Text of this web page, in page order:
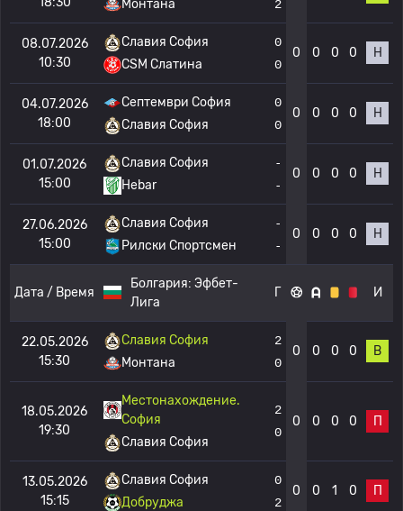
Монтана
2
08.07.2026
10:30
Славия София
CSM Слатина
0
0
0 0 0 0 Н
04.07.2026
18:00
Септември София
Славия София
0
0
0 0 0 0 Н
01.07.2026
15:00
Славия София
Hebar
-
-
0 0 0 0 Н
27.06.2026
15:00
Славия София
Рилски Спортсмен
-
-
0 0 0 0 Н
Дата / Время
Болгария: Эфбет-
Лига
Г И
22.05.2026
15:30
Славия София
Монтана
2
0
0 0 0 0 В
18.05.2026
19:30
Местонахождение.
София
Славия София
2
0
0 0 0 0 П
13.05.2026
15:15
Славия София
Добруджа
0
2
0 0 1 0 П